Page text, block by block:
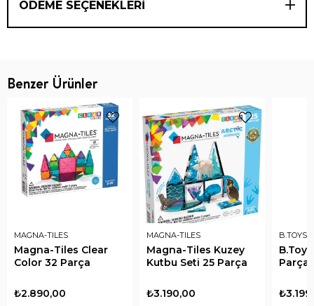
ÖDEME SEÇENEKLERI
Benzer Ürünler
MAGNA-TILES
Magna-Tiles Clear
Color 32 Parça
₺2.890,00
MAGNA-TILES
Magna-Tiles Kuzey
Kutbu Seti 25 Parça
₺3.190,00
B.TOYS
Parça